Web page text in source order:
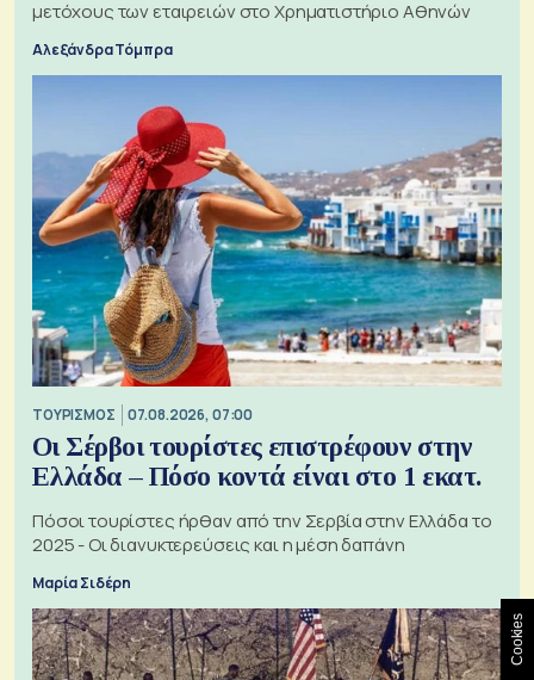
μετόχους των εταιρειών στο Χρηματιστήριο Αθηνών
Αλεξάνδρα Τόμπρα
ΤΟΥΡΙΣΜΟΣ 07.08.2026, 07:00
Οι Σέρβοι τουρίστες επιστρέφουν στην
Ελλάδα – Πόσο κοντά είναι στο 1 εκατ.
Πόσοι τουρίστες ήρθαν από την Σερβία στην Ελλάδα το
2025 - Οι διανυκτερεύσεις και η μέση δαπάνη
Μαρία Σιδέρη
Cookies